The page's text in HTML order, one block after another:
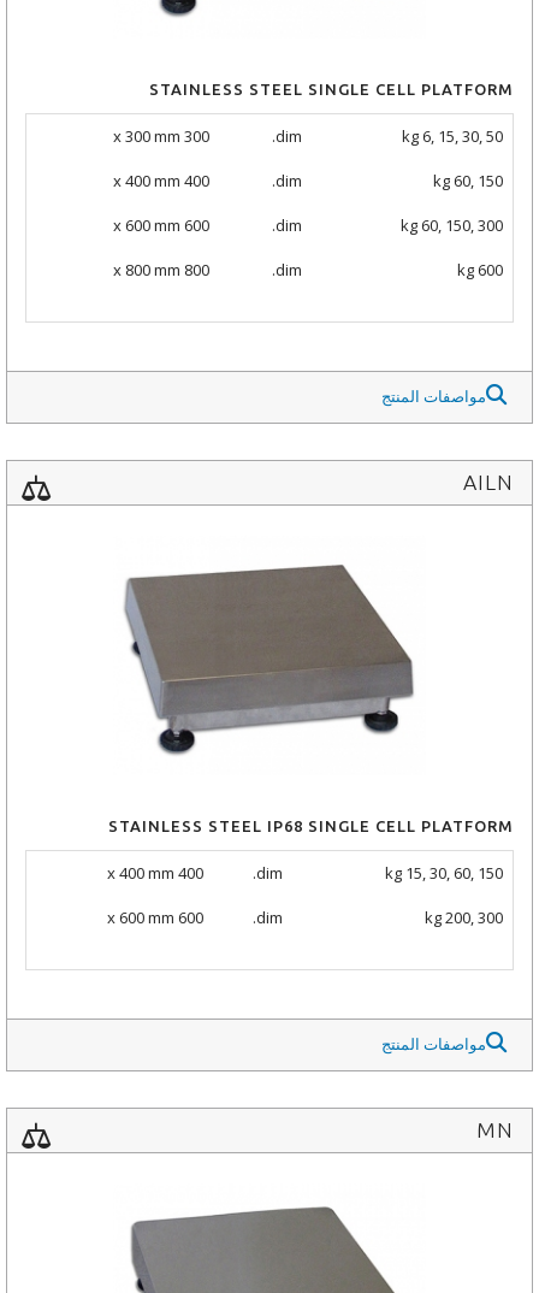
STAINLESS STEEL SINGLE CELL PLATFORM
kg 6, 15, 30, 50
dim.
300 x 300 mm
kg 60, 150
dim.
400 x 400 mm
kg 60, 150, 300
dim.
600 x 600 mm
kg 600
dim.
800 x 800 mm
مواصفات المنتج
AILN
STAINLESS STEEL IP68 SINGLE CELL PLATFORM
kg 15, 30, 60, 150
dim.
400 x 400 mm
kg 200, 300
dim.
600 x 600 mm
مواصفات المنتج
MN